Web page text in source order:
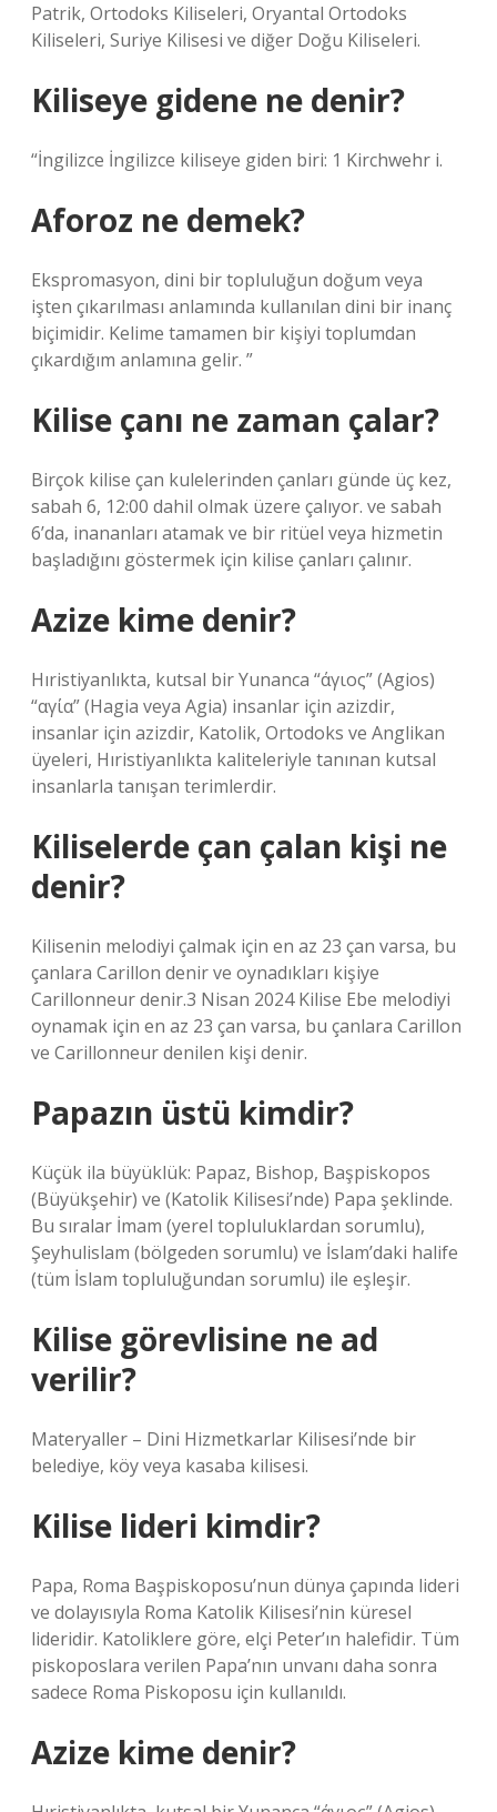
Patrik, Ortodoks Kiliseleri, Oryantal Ortodoks
Kiliseleri, Suriye Kilisesi ve diğer Doğu Kiliseleri.
Kiliseye gidene ne denir?
“İngilizce İngilizce kiliseye giden biri: 1 Kirchwehr i.
Aforoz ne demek?
Ekspromasyon, dini bir topluluğun doğum veya
işten çıkarılması anlamında kullanılan dini bir inanç
biçimidir. Kelime tamamen bir kişiyi toplumdan
çıkardığım anlamına gelir. ”
Kilise çanı ne zaman çalar?
Birçok kilise çan kulelerinden çanları günde üç kez,
sabah 6, 12:00 dahil olmak üzere çalıyor. ve sabah
6’da, inananları atamak ve bir ritüel veya hizmetin
başladığını göstermek için kilise çanları çalınır.
Azize kime denir?
Hıristiyanlıkta, kutsal bir Yunanca “άγιος” (Agios)
“αγία” (Hagia veya Agia) insanlar için azizdir,
insanlar için azizdir, Katolik, Ortodoks ve Anglikan
üyeleri, Hıristiyanlıkta kaliteleriyle tanınan kutsal
insanlarla tanışan terimlerdir.
Kiliselerde çan çalan kişi ne
denir?
Kilisenin melodiyi çalmak için en az 23 çan varsa, bu
çanlara Carillon denir ve oynadıkları kişiye
Carillonneur denir.3 Nisan 2024 Kilise Ebe melodiyi
oynamak için en az 23 çan varsa, bu çanlara Carillon
ve Carillonneur denilen kişi denir.
Papazın üstü kimdir?
Küçük ila büyüklük: Papaz, Bishop, Başpiskopos
(Büyükşehir) ve (Katolik Kilisesi’nde) Papa şeklinde.
Bu sıralar İmam (yerel topluluklardan sorumlu),
Şeyhulislam (bölgeden sorumlu) ve İslam’daki halife
(tüm İslam topluluğundan sorumlu) ile eşleşir.
Kilise görevlisine ne ad
verilir?
Materyaller – Dini Hizmetkarlar Kilisesi’nde bir
belediye, köy veya kasaba kilisesi.
Kilise lideri kimdir?
Papa, Roma Başpiskoposu’nun dünya çapında lideri
ve dolayısıyla Roma Katolik Kilisesi’nin küresel
lideridir. Katoliklere göre, elçi Peter’ın halefidir. Tüm
piskoposlara verilen Papa’nın unvanı daha sonra
sadece Roma Piskoposu için kullanıldı.
Azize kime denir?